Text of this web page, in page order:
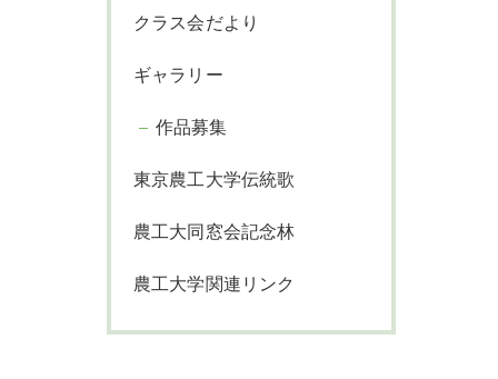
クラス会だより
ギャラリー
作品募集
東京農工大学伝統歌
農工大同窓会記念林
農工大学関連リンク